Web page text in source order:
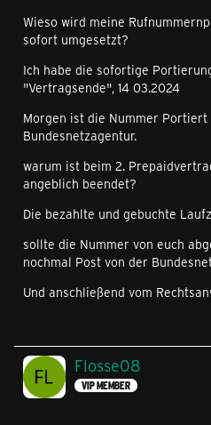
Wieso wird meine
sofort umgesetzt?
Ich habe die sofortige
"Vertragsende", 14 03.2024
Morgen ist die Nummer
Bundesnetzagentur.
warum ist beim 2.
angeblich beendet?
Die bezahlte und gebuchte
sollte die Nummer von euch
nochmal Post von der
Und anschließend vom
Flosse08
VIP MEMBER